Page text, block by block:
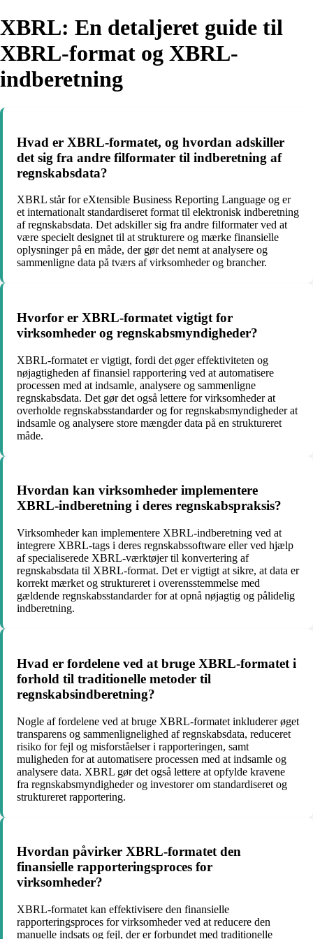
XBRL: En detaljeret guide til
XBRL-format og XBRL-
indberetning
Hvad er XBRL-formatet, og hvordan adskiller
det sig fra andre filformater til indberetning af
regnskabsdata?
XBRL står for eXtensible Business Reporting Language og er
et internationalt standardiseret format til elektronisk indberetning
af regnskabsdata. Det adskiller sig fra andre filformater ved at
være specielt designet til at strukturere og mærke finansielle
oplysninger på en måde, der gør det nemt at analysere og
sammenligne data på tværs af virksomheder og brancher.
Hvorfor er XBRL-formatet vigtigt for
virksomheder og regnskabsmyndigheder?
XBRL-formatet er vigtigt, fordi det øger effektiviteten og
nøjagtigheden af ​​finansiel rapportering ved at automatisere
processen med at indsamle, analysere og sammenligne
regnskabsdata. Det gør det også lettere for virksomheder at
overholde regnskabsstandarder og for regnskabsmyndigheder at
indsamle og analysere store mængder data på en struktureret
måde.
Hvordan kan virksomheder implementere
XBRL-indberetning i deres regnskabspraksis?
Virksomheder kan implementere XBRL-indberetning ved at
integrere XBRL-tags i deres regnskabssoftware eller ved hjælp
af specialiserede XBRL-værktøjer til konvertering af
regnskabsdata til XBRL-format. Det er vigtigt at sikre, at data er
korrekt mærket og struktureret i overensstemmelse med
gældende regnskabsstandarder for at opnå nøjagtig og pålidelig
indberetning.
Hvad er fordelene ved at bruge XBRL-formatet i
forhold til traditionelle metoder til
regnskabsindberetning?
Nogle af fordelene ved at bruge XBRL-formatet inkluderer øget
transparens og sammenlignelighed af regnskabsdata, reduceret
risiko for fejl og misforståelser i rapporteringen, samt
muligheden for at automatisere processen med at indsamle og
analysere data. XBRL gør det også lettere at opfylde kravene
fra regnskabsmyndigheder og investorer om standardiseret og
struktureret rapportering.
Hvordan påvirker XBRL-formatet den
finansielle rapporteringsproces for
virksomheder?
XBRL-formatet kan effektivisere den finansielle
rapporteringsproces for virksomheder ved at reducere den
manuelle indsats og fejl, der er forbundet med traditionelle